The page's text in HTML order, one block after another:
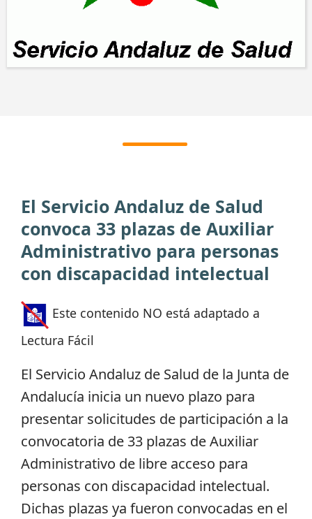
El Servicio Andaluz de Salud
convoca 33 plazas de Auxiliar
Administrativo para personas
con discapacidad intelectual
Este contenido NO está adaptado a
Lectura Fácil
El Servicio Andaluz de Salud de la Junta de
Andalucía inicia un nuevo plazo para
presentar solicitudes de participación a la
convocatoria de 33 plazas de Auxiliar
Administrativo de libre acceso para
personas con discapacidad intelectual.
Dichas plazas ya fueron convocadas en el